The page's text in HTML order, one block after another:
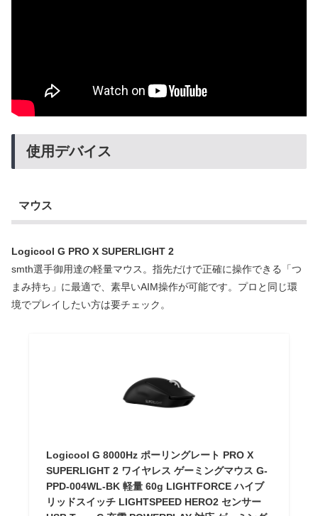
使用デバイス
マウス
Logicool G PRO X SUPERLIGHT 2
smth選手御用達の軽量マウス。指先だけで正確に操作できる「つ
まみ持ち」に最適で、素早いAIM操作が可能です。プロと同じ環
境でプレイしたい方は要チェック。
Logicool G 8000Hz ポーリングレート PRO X
SUPERLIGHT 2 ワイヤレス ゲーミングマウス G-
PPD-004WL-BK 軽量 60g LIGHTFORCE ハイブ
リッドスイッチ LIGHTSPEED HERO2 センサー